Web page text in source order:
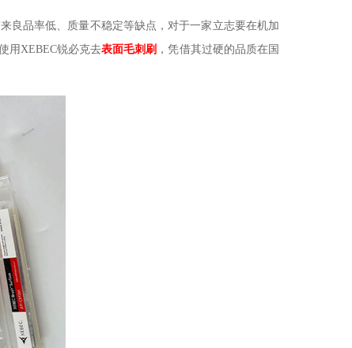
良品率低、质量不稳定等缺点，对于一家立志要在机加
用XEBEC锐必克去表面毛刺刷 ，凭借其过硬的品质在国